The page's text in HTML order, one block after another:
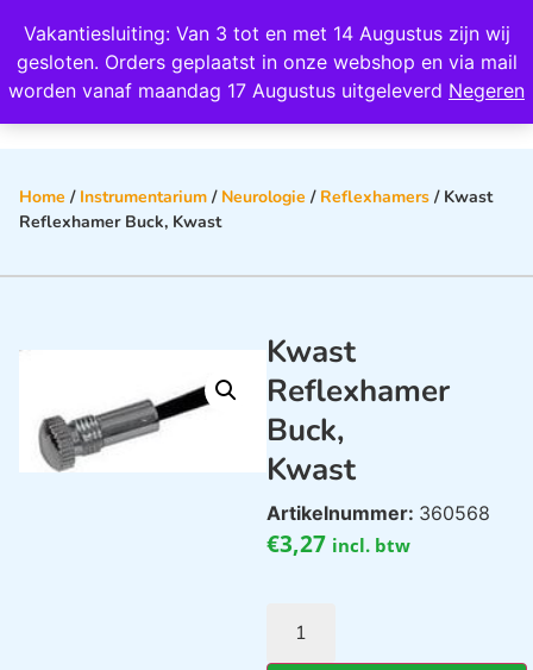
Vakantiesluiting: Van 3 tot en met 14 Augustus zijn wij
gesloten. Orders geplaatst in onze webshop en via mail
worden vanaf maandag 17 Augustus uitgeleverd Negeren
Wij scoren een 4,8 op Google
Home / Instrumentarium / Neurologie / Reflexhamers / Kwast
Reflexhamer Buck, Kwast
Kwast
Reflexhamer
Buck,
Kwast
Artikelnummer: 360568
€3,27 incl. btw